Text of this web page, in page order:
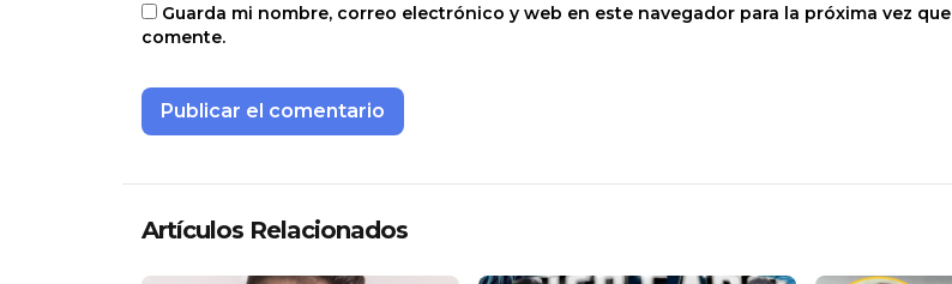
Guarda mi nombre, correo electrónico y web en este navegador para la próxima vez que
comente.
Artículos Relacionados